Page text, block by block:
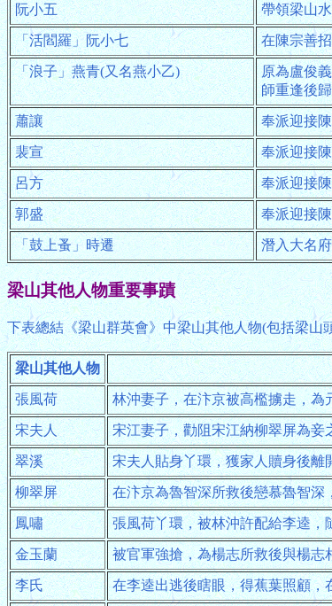
阮小五 帶領梁山
「活閻羅」阮小七 在陳宗善
「浪子」燕青(又名燕小乙)
原為盧俊
師重逢後
蕭讓 奉派迎接
裴宣 奉派迎接
呂方 奉派迎接
郭盛 奉派迎接
「鼓上蚤」時遷 潛入大名
梁山其他人物重要事蹟
下表總結《梁山群英會》中梁山其他人物(包括梁山
梁山其他人物
張風荷 林沖妻子，在汴京被高檻擄走，為
宋夫人 宋江妻子，勸阻宋江納柳翠屏為妾
翠溪 宋夫人貼身丫環，獲家人贖身後離
柳翠屏 在汴京為魯智深所救後戀慕魯智
鳳嘯 張風荷丫環，被林沖許配給李逵
金玉蘭 被官軍強搶，為楊志所救後與楊
李氏 在李逵出逃後瞎眼，得蕉葉照顧